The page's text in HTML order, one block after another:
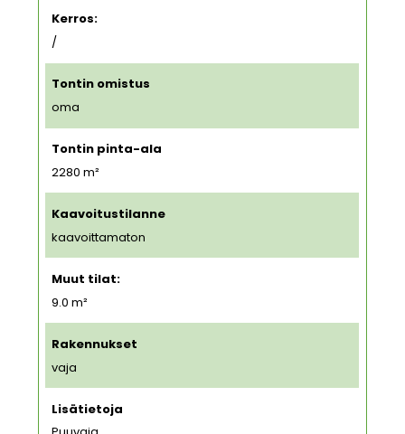
Kerros:
/
Tontin omistus
oma
Tontin pinta-ala
2280m²
Kaavoitustilanne
kaavoittamaton
Muut tilat:
9.0 m²
Rakennukset
vaja
Lisätietoja